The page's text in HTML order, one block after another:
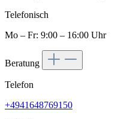
Telefonisch
Mo – Fr: 9:00 – 16:00 Uhr
Beratung
Telefon
+4941648769150